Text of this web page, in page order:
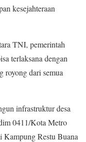
kesejahteraan
TNI, pemerintah
terlaksana dengan
royong dari semua
infrastruktur desa
0411/Kota Metro
Restu Buana